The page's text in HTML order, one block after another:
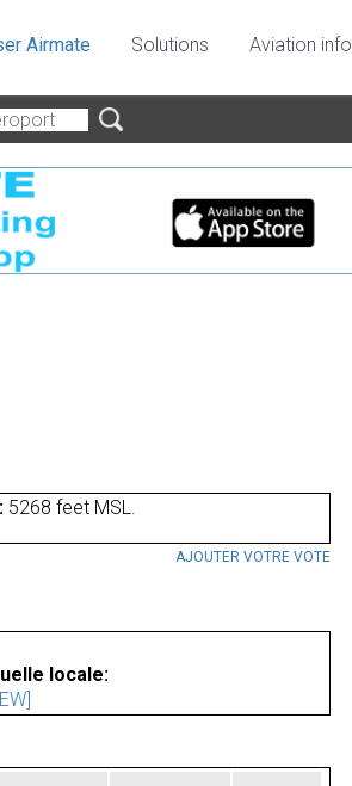
Airmate Solutions Aviation info
5268 feet MSL.
AJOUTER VOTRE VOTE
locale: